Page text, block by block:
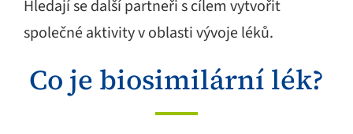
Hledají se další partneři s cílem vytvořit
společné aktivity v oblasti vývoje léků.
Co je biosimilární lék?